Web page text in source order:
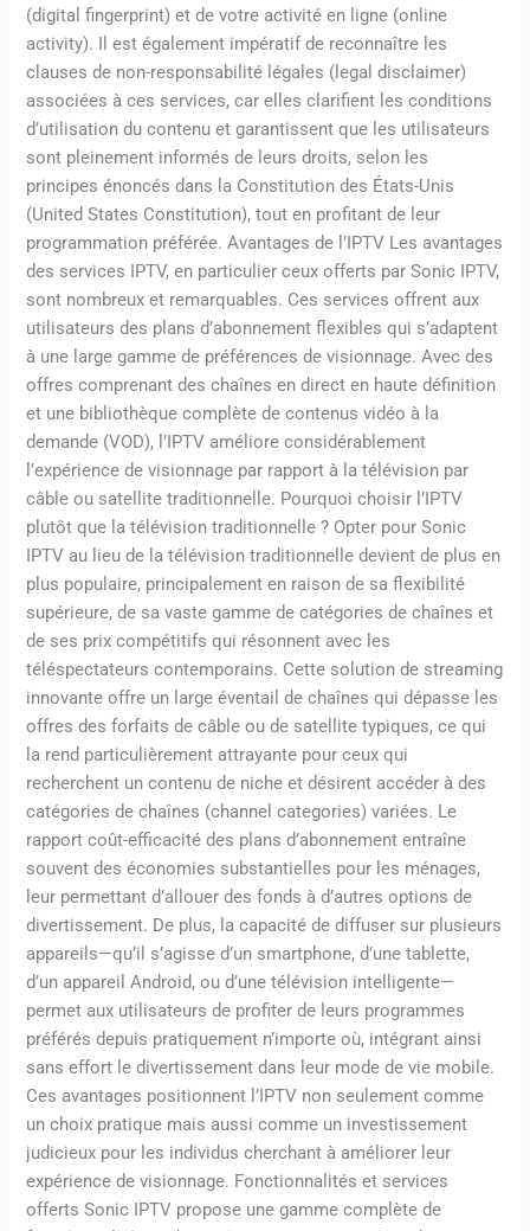
(digital fingerprint) et de votre activité en ligne (online
activity). Il est également impératif de reconnaître les
clauses de non-responsabilité légales (legal disclaimer)
associées à ces services, car elles clarifient les conditions
d’utilisation du contenu et garantissent que les utilisateurs
sont pleinement informés de leurs droits, selon les
principes énoncés dans la Constitution des États-Unis
(United States Constitution), tout en profitant de leur
programmation préférée. Avantages de l’IPTV Les avantages
des services IPTV, en particulier ceux offerts par Sonic IPTV,
sont nombreux et remarquables. Ces services offrent aux
utilisateurs des plans d’abonnement flexibles qui s’adaptent
à une large gamme de préférences de visionnage. Avec des
offres comprenant des chaînes en direct en haute définition
et une bibliothèque complète de contenus vidéo à la
demande (VOD), l’IPTV améliore considérablement
l’expérience de visionnage par rapport à la télévision par
câble ou satellite traditionnelle. Pourquoi choisir l’IPTV
plutôt que la télévision traditionnelle ? Opter pour Sonic
IPTV au lieu de la télévision traditionnelle devient de plus en
plus populaire, principalement en raison de sa flexibilité
supérieure, de sa vaste gamme de catégories de chaînes et
de ses prix compétitifs qui résonnent avec les
téléspectateurs contemporains. Cette solution de streaming
innovante offre un large éventail de chaînes qui dépasse les
offres des forfaits de câble ou de satellite typiques, ce qui
la rend particulièrement attrayante pour ceux qui
recherchent un contenu de niche et désirent accéder à des
catégories de chaînes (channel categories) variées. Le
rapport coût-efficacité des plans d’abonnement entraîne
souvent des économies substantielles pour les ménages,
leur permettant d’allouer des fonds à d’autres options de
divertissement. De plus, la capacité de diffuser sur plusieurs
appareils—qu’il s’agisse d’un smartphone, d’une tablette,
d’un appareil Android, ou d’une télévision intelligente—
permet aux utilisateurs de profiter de leurs programmes
préférés depuis pratiquement n’importe où, intégrant ainsi
sans effort le divertissement dans leur mode de vie mobile.
Ces avantages positionnent l’IPTV non seulement comme
un choix pratique mais aussi comme un investissement
judicieux pour les individus cherchant à améliorer leur
expérience de visionnage. Fonctionnalités et services
offerts Sonic IPTV propose une gamme complète de